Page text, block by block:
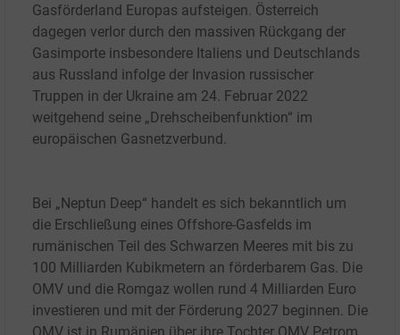
Gasförderland Europas aufsteigen. Österreich
dagegen verlor durch den massiven Rückgang der
Gasimporte insbesondere Italiens und Deutschlands
aus Russland infolge der Invasion russischer
Truppen in der Ukraine am 24. Februar 2022
weitgehend seine „Drehscheibenfunktion“ im
europäischen Gasnetzverbund.
Bei „Neptun Deep“ handelt es sich bekanntlich um
die Erschließung eines Offshore-Gasfelds im
rumänischen Teil des Schwarzen Meeres mit bis zu
100 Milliarden Kubikmetern an förderbarem Gas. Die
OMV und die Romgaz wollen rund 4 Milliarden Euro
investieren und mit der Förderung 2027 beginnen. Die
OMV ist in Rumänien über ihre Tochter OMV Petrom